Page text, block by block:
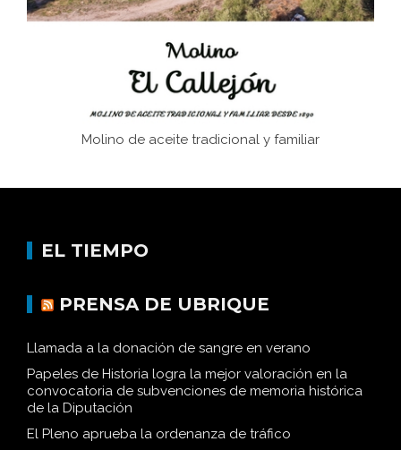
Historia y vivencias del poblado de Los Hurones
Molino de aceite tradicional y familiar
EL TIEMPO
PRENSA DE UBRIQUE
Llamada a la donación de sangre en verano
Papeles de Historia logra la mejor valoración en la
convocatoria de subvenciones de memoria histórica
de la Diputación
El Pleno aprueba la ordenanza de tráfico